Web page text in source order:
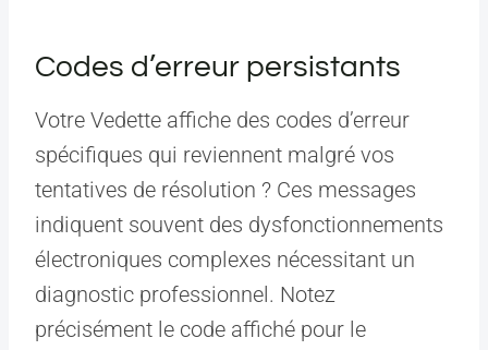
Codes d’erreur persistants
Votre Vedette affiche des codes d’erreur
spécifiques qui reviennent malgré vos
tentatives de résolution ? Ces messages
indiquent souvent des dysfonctionnements
électroniques complexes nécessitant un
diagnostic professionnel. Notez
précisément le code affiché pour le